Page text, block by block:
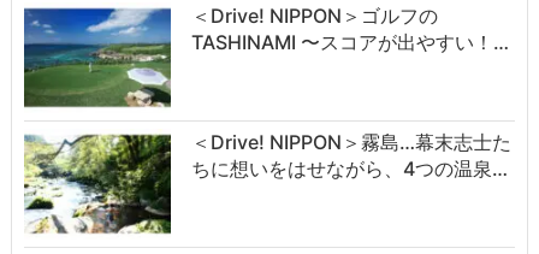
＜Drive! NIPPON＞ゴルフの
TASHINAMI 〜スコアが出やすい！…
＜Drive! NIPPON＞霧島…幕末志士た
ちに想いをはせながら、4つの温泉…